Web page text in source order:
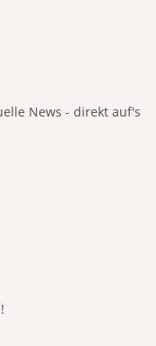
News - direkt auf's